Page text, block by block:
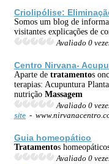
Criolipólise:
Somos um blog de
visitantes explicações de
Avaliado 0
Centro Nirvana-
Aparte de tratamentos
terapias: Acupuntura
nutrição Massagem
Avaliado 0
site -
Guia homeopático
Tratamentos
Avaliado 0